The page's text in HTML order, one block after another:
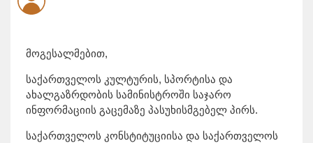
მოგესალმებით,
საქართველოს კულტურის, სპორტისა და
ახალგაზრდობის სამინისტროში საჯარო
ინფორმაციის გაცემაზე პასუხისმგებელ პირს.
საქართველოს კონსტიტუციისა და საქართველოს